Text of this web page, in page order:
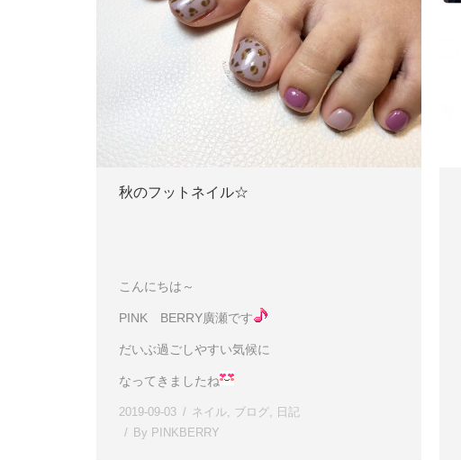
秋のフットネイル☆
こんにちは～
PINK BERRY廣瀬です
だいぶ過ごしやすい気候に
なってきましたね
2019-09-03 ネイル, ブログ, 日記
By PINKBERRY